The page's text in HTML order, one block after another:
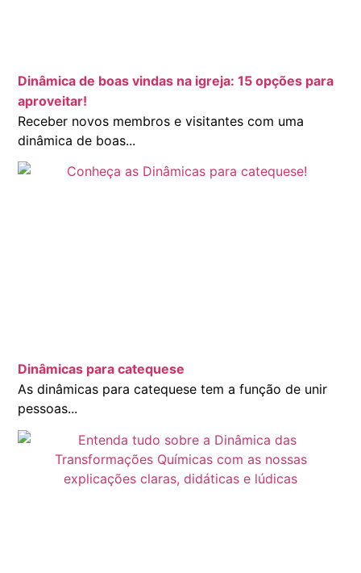
Dinâmica de boas vindas na igreja: 15 opções para
aproveitar!
Receber novos membros e visitantes com uma
dinâmica de boas...
Dinâmicas para catequese
As dinâmicas para catequese tem a função de unir
pessoas...